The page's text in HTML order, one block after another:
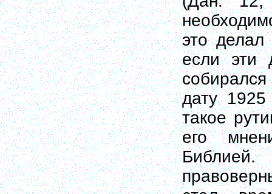
это
если эти
дату
такое
его